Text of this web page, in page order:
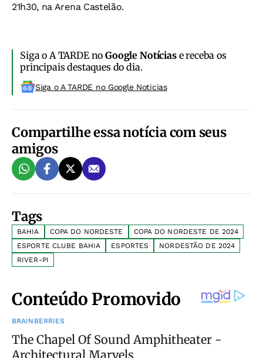
21h30, na Arena Castelão.
Siga o A TARDE noGoogle Notíciase receba os
principais destaques do dia.
Siga o A TARDE no Google Noticias
Compartilhe essa notícia com seus
amigos
Tags
BAHIA COPA DO NORDESTE
COPA DO NORDESTE DE 2024
ESPORTE CLUBE BAHIA
ESPORTES
NORDESTÃO DE 2024
RIVER-PI